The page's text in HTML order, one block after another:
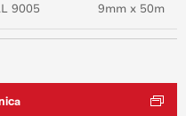
9005 9mm x 50m